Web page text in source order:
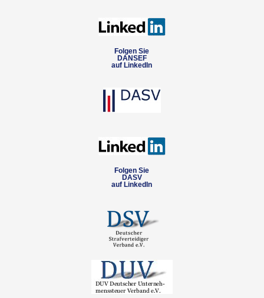
Folgen Sie
DANSEF
auf LinkedIn
Folgen Sie
DASV
auf LinkedIn